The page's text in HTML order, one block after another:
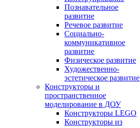
Познавательное
развитие
Речевое развитие
Социально-
коммуникативное
развитие
Физическое развитие
Художественно-
эстетическое развитие
Конструкторы и
пространственное
моделирование в ДОУ
Конструкторы LEGO
Конструкторы из